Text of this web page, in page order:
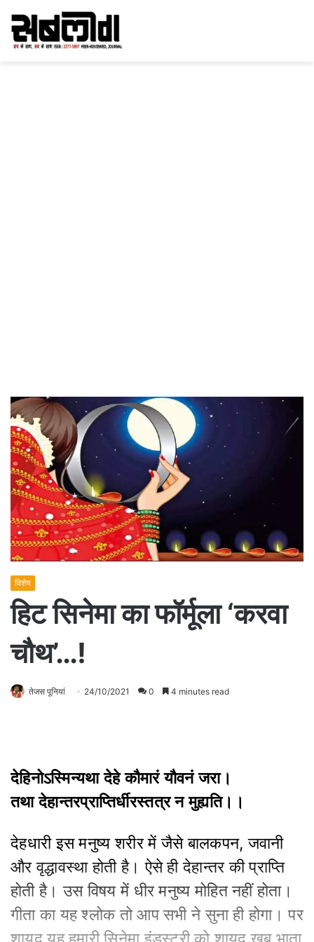
विशेष
हिट सिनेमा का फॉर्मूला ‘करवा
चौथ’…!
तेजस पूनियां 24/10/2021 0 4 minutes read
देहिनोऽस्मिन्यथा देहे कौमारं यौवनं जरा।
तथा देहान्तरप्राप्तिर्धीरस्तत्र न मुह्यति।।
देहधारी इस मनुष्य शरीर में जैसे बालकपन, जवानी
और वृद्धावस्था होती है। ऐसे ही देहान्तर की प्राप्ति
होती है। उस विषय में धीर मनुष्य मोहित नहीं होता।
गीता का यह श्लोक तो आप सभी ने सुना ही होगा। पर